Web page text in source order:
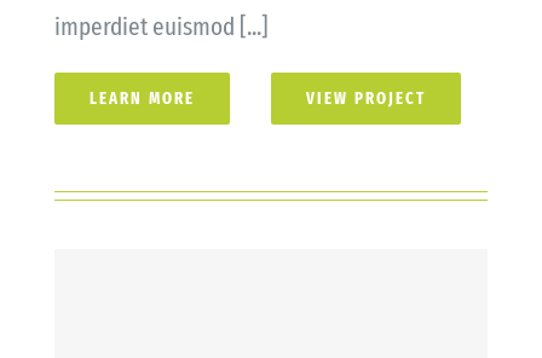
imperdiet euismod [...]
LEARN MORE VIEW PROJECT